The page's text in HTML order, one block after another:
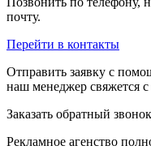
почту.
Перейти в контакты
Отправить заявку с
наш менеджер свяжется
Заказать обратный звонок
Рекламное агенство